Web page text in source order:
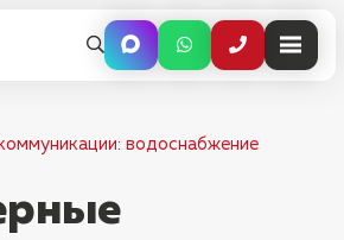
водоснабжение